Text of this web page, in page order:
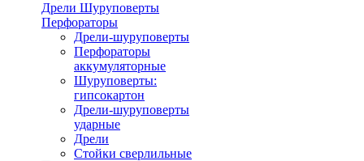
Дрели Шуруповерты
Перфораторы
Дрели-шуруповерты
Перфораторы
аккумуляторные
Шуруповерты:
гипсокартон
Дрели-шуруповерты
ударные
Дрели
Стойки сверлильные